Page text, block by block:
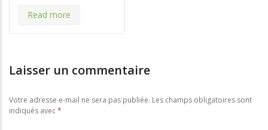
Read more
Laisser un commentaire
Votre adresse e-mail ne sera pas publiée. Les champs obligatoires sont
indiqués avec*